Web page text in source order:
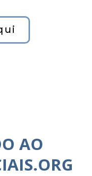
AO